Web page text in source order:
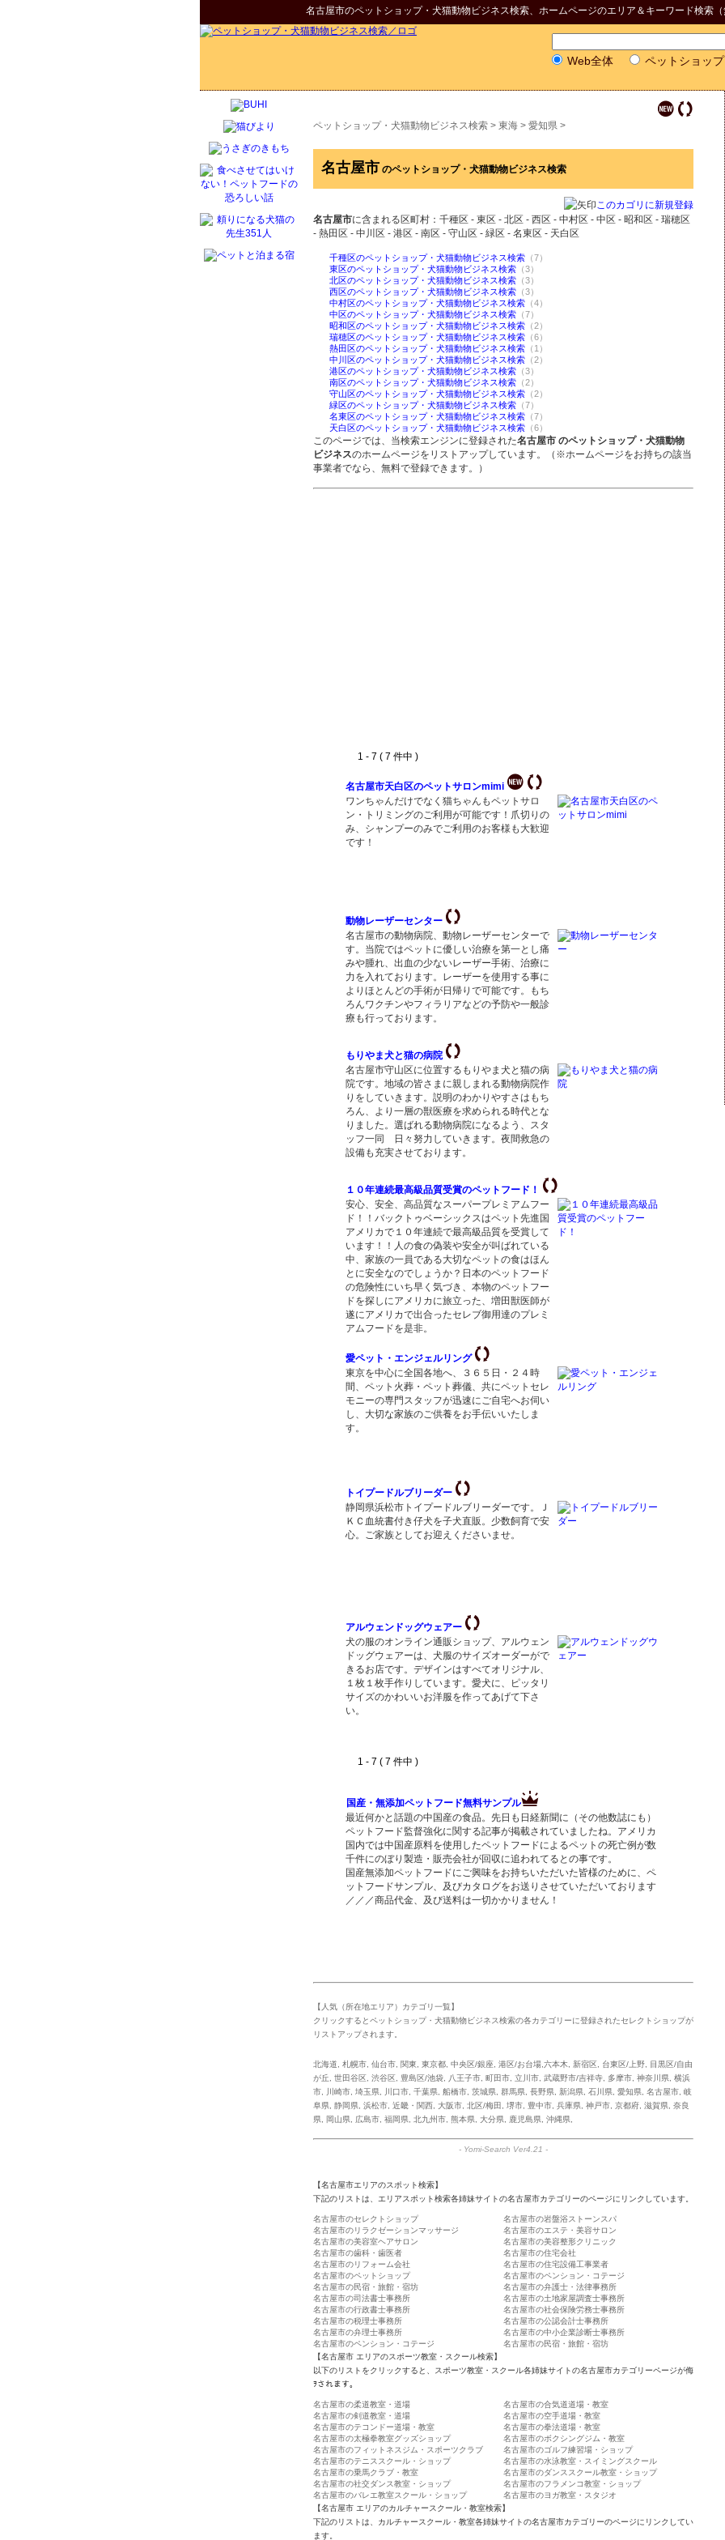
名古屋市のペットショップ・犬猫動物ビジネス検索、ホームページのエリア＆キーワード検索
Web全体 ペットショッ
ペットショップ・犬猫動物ビジネス検索 > 東海 > 愛知県 >
名古屋市 のペットショップ・犬猫動物ビジネス検索
このカゴリに新規登録
名古屋市に含まれる区町村：千種区 - 東区 - 北区 - 西区 - 中村区 - 中区 - 昭和区 - 瑞穂区
- 熱田区 - 中川区 - 港区 - 南区 - 守山区 - 緑区 - 名東区 - 天白区
千種区のペットショップ・犬猫動物ビジネス検索 （7）
東区のペットショップ・犬猫動物ビジネス検索 （3）
北区のペットショップ・犬猫動物ビジネス検索 （3）
西区のペットショップ・犬猫動物ビジネス検索 （3）
中村区のペットショップ・犬猫動物ビジネス検索 （4）
中区のペットショップ・犬猫動物ビジネス検索 （7）
昭和区のペットショップ・犬猫動物ビジネス検索 （2）
瑞穂区のペットショップ・犬猫動物ビジネス検索 （6）
熱田区のペットショップ・犬猫動物ビジネス検索 （1）
中川区のペットショップ・犬猫動物ビジネス検索 （2）
港区のペットショップ・犬猫動物ビジネス検索 （3）
南区のペットショップ・犬猫動物ビジネス検索 （2）
守山区のペットショップ・犬猫動物ビジネス検索 （2）
緑区のペットショップ・犬猫動物ビジネス検索 （7）
名東区のペットショップ・犬猫動物ビジネス検索 （7）
天白区のペットショップ・犬猫動物ビジネス検索 （6）
このページでは、当検索エンジンに登録された名古屋市 のペットショップ・犬猫動物
ビジネスのホームページをリストアップしています。（※ホームページをお持ちの該当
事業者でなら、無料で登録できます。）
1 - 7 ( 7 件中 )
名古屋市天白区のペットサロンmimi
ワンちゃんだけでなく猫ちゃんもペットサロ
ン・トリミングのご利用が可能です！爪切りの
み、シャンプーのみでご利用のお客様も大歓迎
です！
動物レーザーセンター
名古屋市の動物病院、動物レーザーセンターで
す。当院ではペットに優しい治療を第一とし痛
みや腫れ、出血の少ないレーザー手術、治療に
力を入れております。レーザーを使用する事に
よりほとんどの手術が日帰りで可能です。もち
ろんワクチンやフィラリアなどの予防や一般診
療も行っております。
もりやま犬と猫の病院
名古屋市守山区に位置するもりやま犬と猫の病
院です。地域の皆さまに親しまれる動物病院作
りをしていきます。説明のわかりやすさはもち
ろん、より一層の獣医療を求められる時代とな
りました。選ばれる動物病院になるよう、スタ
ッフ一同 日々努力していきます。夜間救急の
設備も充実させております。
１０年連続最高級品質受賞のペットフード！
安心、安全、高品質なスーパープレミアムフー
ド！！バックトゥベーシックスはペット先進国
アメリカで１０年連続で最高級品質を受賞して
います！！人の食の偽装や安全が叫ばれている
中、家族の一員である大切なペットの食はほん
とに安全なのでしょうか？日本のペットフード
の危険性にいち早く気づき、本物のペットフー
ドを探しにアメリカに旅立った、増田獣医師が
遂にアメリカで出合ったセレブ御用達のプレミ
アムフードを是非。
愛ペット・エンジェルリング
東京を中心に全国各地へ、３６５日・２４時
間、ペット火葬・ペット葬儀、共にペットセレ
モニーの専門スタッフが迅速にご自宅へお伺い
し、大切な家族のご供養をお手伝いいたしま
す。
トイプードルブリーダー
静岡県浜松市トイプードルブリーダーです。Ｊ
ＫＣ血統書付き仔犬を子犬直販。少数飼育で安
心。ご家族としてお迎えくださいませ。
アルウェンドッグウェアー
犬の服のオンライン通販ショップ、アルウェン
ドッグウェアーは、犬服のサイズオーダーがで
きるお店です。デザインはすべてオリジナル、
１枚１枚手作りしています。愛犬に、ピッタリ
サイズのかわいいお洋服を作ってあげて下さ
い。
1 - 7 ( 7 件中 )
国産・無添加ペットフード無料サンプル
最近何かと話題の中国産の食品。先日も日経新聞に（その他数誌にも）
ペットフード監督強化に関する記事が掲載されていましたね。アメリカ
国内では中国産原料を使用したペットフードによるペットの死亡例が数
千件にのぼり製造・販売会社が回収に追われてるとの事です。
国産無添加ペットフードにご興味をお持ちいただいた皆様のために、ペ
ットフードサンプル、及びカタログをお送りさせていただいております
／／／商品代金、及び送料は一切かかりません！
【人気（所在地エリア）カテゴリ一覧】
クリックするとペットショップ・犬猫動物ビジネス検索の各カテゴリーに登録されたセレクトショップが
リストアップされます。
北海道 札幌市 仙台市 関東 東京都 中央区/銀座 港区/お台場,六本木 新宿区 台東区/上野
目黒区/自由
が丘
世田谷区 渋谷区 豊島区/池袋 八王子市 町田市 立川市 武蔵野市/吉祥寺 多摩市 神奈川県 横浜
市
川崎市 埼玉県 川口市 千葉県 船橋市 茨城県 群馬県 長野県 新潟県 石川県 愛知県 名古屋市 岐
阜県 静岡県 浜松市 近畿・関西 大阪市 北区/梅田 堺市 豊中市 兵庫県 神戸市 京都府 滋賀県 奈良
県
岡山県 広島市 福岡県 北九州市 熊本県 大分県 鹿児島県 沖縄県
- Yomi-Search Ver4.21 -
【名古屋市エリアのスポット検索】
下記のリストは、エリアスポット検索各姉妹サイトの名古屋市カテゴリーのページにリンクしています。
名古屋市のセレクトショップ
名古屋市の岩盤浴ストーンスパ
名古屋市のリラクゼーションマッサージ
名古屋市のエステ・美容サロン
名古屋市の美容室ヘアサロン
名古屋市の美容整形クリニック
名古屋市の歯科・歯医者
名古屋市の住宅会社
名古屋市のリフォーム会社
名古屋市の住宅設備工事業者
名古屋市のペットショップ
名古屋市のペンション・コテージ
名古屋市の民宿・旅館・宿坊
名古屋市の弁護士・法律事務所
名古屋市の司法書士事務所
名古屋市の土地家屋調査士事務所
名古屋市の行政書士事務所
名古屋市の社会保険労務士事務所
名古屋市の税理士事務所
名古屋市の公認会計士事務所
名古屋市の弁理士事務所
名古屋市の中小企業診断士事務所
名古屋市のペンション・コテージ
名古屋市の民宿・旅館・宿坊
【名古屋市 エリアのスポーツ教室・スクール検索】
以下のリストをクリックすると、スポーツ教室・スクール各姉妹サイトの名古屋市カテゴリーページが侮
ｦされます。
名古屋市の柔道教室・道場
名古屋市の合気道道場・教室
名古屋市の剣道教室・道場
名古屋市の空手道場・教室
名古屋市のテコンドー道場・教室
名古屋市の拳法道場・教室
名古屋市の太極拳教室グッズショップ
名古屋市のボクシングジム・教室
名古屋市のフィットネスジム・スポーツクラブ
名古屋市のゴルフ練習場・ショップ
名古屋市のテニススクール・ショップ
名古屋市の水泳教室・スイミングスクール
名古屋市の乗馬クラブ・教室
名古屋市のダンススクール教室・ショップ
名古屋市の社交ダンス教室・ショップ
名古屋市のフラメンコ教室・ショップ
名古屋市のバレエ教室スクール・ショップ
名古屋市のヨガ教室・スタジオ
【名古屋市 エリアのカルチャースクール・教室検索】
下記のリストは、カルチャースクール・教室各姉妹サイトの名古屋市カテゴリーのページにリンクしてい
ます。